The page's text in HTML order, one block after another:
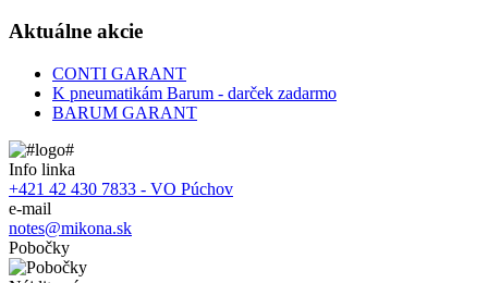
Aktuálne akcie
CONTI GARANT
K pneumatikám Barum - darček zadarmo
BARUM GARANT
Info linka
+421 42 430 7833 - VO Púchov
e-mail
notes@mikona.sk
Pobočky